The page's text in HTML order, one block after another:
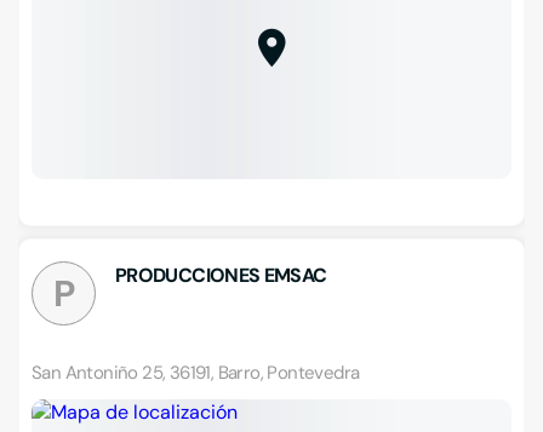
P PRODUCCIONES EMSAC
San Antoniño 25, 36191, Barro, Pontevedra